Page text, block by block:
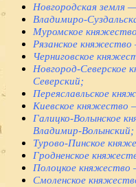
Новгородская земля
Владимиро-
Муромское
Рязанское
Черниговское
Новгород-Северское
Северский;
Переяславльское
Киевское княжество
Галицко-Волынское
Владимир-Волынский;
Турово-Пинское
Гродненское
Полоцкое
Смоленское